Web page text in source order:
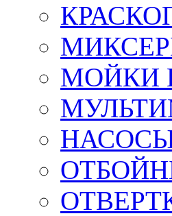
МОЙКИ